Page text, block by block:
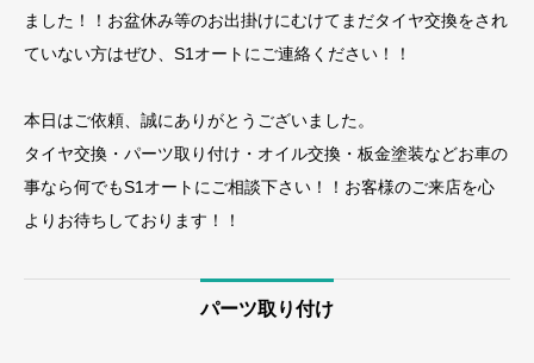
ました！！お盆休み等のお出掛けにむけてまだタイヤ交換をされ
ていない方はぜひ、S1オートにご連絡ください！！
本日はご依頼、誠にありがとうございました。
タイヤ交換・パーツ取り付け・オイル交換・板金塗装などお車の
事なら何でもS1オートにご相談下さい！！お客様のご来店を心
よりお待ちしております！！
パーツ取り付け